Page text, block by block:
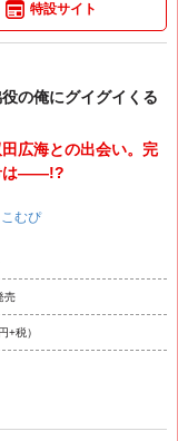
特設サイト
の俺にグイグイくる
広海との出会い。完
は――!?
こむぴ
売
+税）